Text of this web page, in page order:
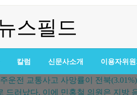
칼럼 신문사소개 이용자위원